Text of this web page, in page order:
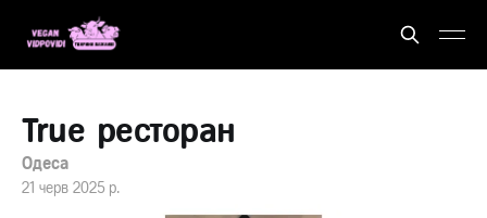
True ресторан
Одеса
21 черв 2025 р.